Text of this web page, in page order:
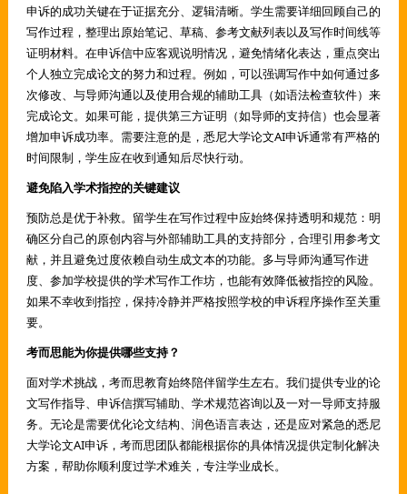
申诉的成功关键在于证据充分、逻辑清晰。学生需要详细回顾自己的
写作过程，整理出原始笔记、草稿、参考文献列表以及写作时间线等
证明材料。在申诉信中应客观说明情况，避免情绪化表达，重点突出
个人独立完成论文的努力和过程。例如，可以强调写作中如何通过多
次修改、与导师沟通以及使用合规的辅助工具（如语法检查软件）来
完成论文。如果可能，提供第三方证明（如导师的支持信）也会显著
增加申诉成功率。需要注意的是，悉尼大学论文AI申诉通常有严格的
时间限制，学生应在收到通知后尽快行动。
避免陷入学术指控的关键建议
预防总是优于补救。留学生在写作过程中应始终保持透明和规范：明
确区分自己的原创内容与外部辅助工具的支持部分，合理引用参考文
献，并且避免过度依赖自动生成文本的功能。多与导师沟通写作进
度、参加学校提供的学术写作工作坊，也能有效降低被指控的风险。
如果不幸收到指控，保持冷静并严格按照学校的申诉程序操作至关重
要。
考而思能为你提供哪些支持？
面对学术挑战，考而思教育始终陪伴留学生左右。我们提供专业的论
文写作指导、申诉信撰写辅助、学术规范咨询以及一对一导师支持服
务。无论是需要优化论文结构、润色语言表达，还是应对紧急的悉尼
大学论文AI申诉，考而思团队都能根据你的具体情况提供定制化解决
方案，帮助你顺利度过学术难关，专注学业成长。